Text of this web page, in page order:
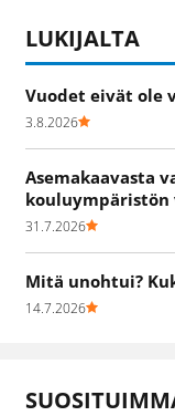
LUKIJALTA
Vuodet eivät ole
3.8.2026
Asemakaavasta
kouluympäristön
31.7.2026
Mitä unohtui?
14.7.2026